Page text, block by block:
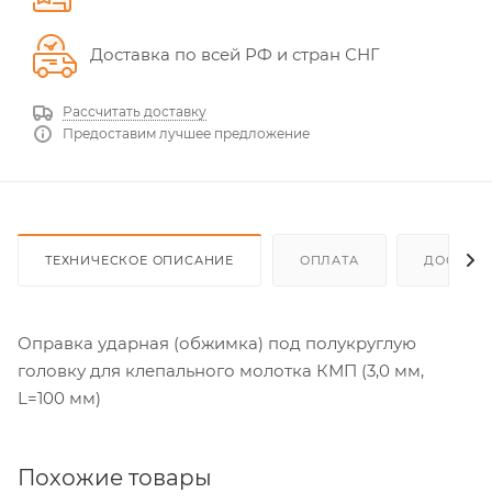
Доставка по всей РФ и стран СНГ
Рассчитать доставку
Предоставим лучшее предложение
ТЕХНИЧЕСКОЕ ОПИСАНИЕ ОПЛАТА
Оправка ударная (обжимка) под полукруглую
головку для клепального молотка КМП (3,0 мм,
L=100 мм)
Похожие товары